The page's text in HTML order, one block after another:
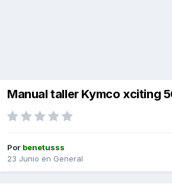
Manual taller Kymco xciting
Por benetusss
23 Junio en General